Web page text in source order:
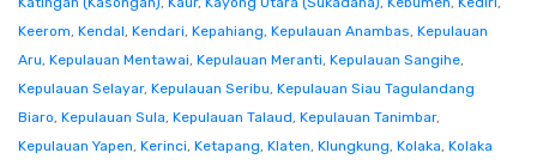
Keerom, Kendal, Kendari, Kepahiang, Kepulauan Anambas, Kepulauan
Aru, Kepulauan Mentawai, Kepulauan Meranti, Kepulauan Sangihe,
Kepulauan Selayar, Kepulauan Seribu, Kepulauan Siau Tagulandang
Biaro, Kepulauan Sula, Kepulauan Talaud, Kepulauan Tanimbar,
Kepulauan Yapen, Kerinci, Ketapang, Klaten, Klungkung, Kolaka, Kolaka